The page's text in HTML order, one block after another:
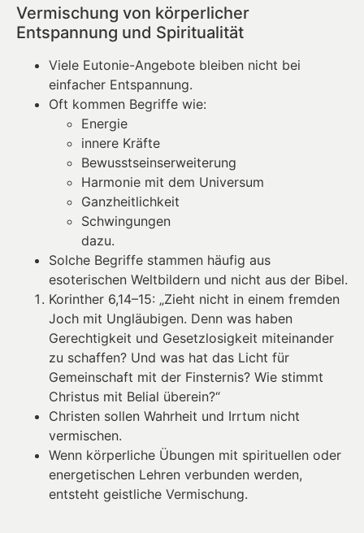
Vermischung von körperlicher
Entspannung und Spiritualität
Viele Eutonie-Angebote bleiben nicht bei
einfacher Entspannung.
Oft kommen Begriffe wie:
Energie
innere Kräfte
Bewusstseinserweiterung
Harmonie mit dem Universum
Ganzheitlichkeit
Schwingungen
dazu.
Solche Begriffe stammen häufig aus
esoterischen Weltbildern und nicht aus der Bibel.
Korinther 6,14–15: „Zieht nicht in einem fremden
Joch mit Ungläubigen. Denn was haben
Gerechtigkeit und Gesetzlosigkeit miteinander
zu schaffen? Und was hat das Licht für
Gemeinschaft mit der Finsternis? Wie stimmt
Christus mit Belial überein?“
Christen sollen Wahrheit und Irrtum nicht
vermischen.
Wenn körperliche Übungen mit spirituellen oder
energetischen Lehren verbunden werden,
entsteht geistliche Vermischung.